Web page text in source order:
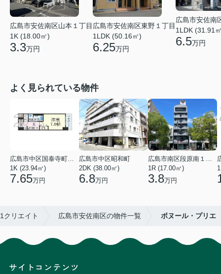
広島市安佐南区山本１丁目
1K (18.00㎡)
3.3万円
広島市安佐南区東野１丁目
1LDK (50.16㎡)
6.25万円
広島市安佐南
1LDK (31.91
6.5万円
よく見られている物件
1K (23.94㎡)
7.65万円
広島市中区昭和町
2DK (38.00㎡)
6.8万円
1R (17.00㎡)
3.8万円
クリエイト 広島市安佐南区の物件一覧 ボヌール・プリエ
サイトコンテンツ